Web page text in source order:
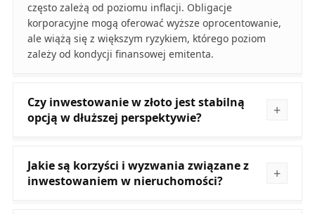
często zależą od poziomu inflacji. Obligacje
korporacyjne mogą oferować wyższe oprocentowanie,
ale wiążą się z większym ryzykiem, którego poziom
zależy od kondycji finansowej emitenta.
Czy inwestowanie w złoto jest stabilną
opcją w dłuższej perspektywie?
Jakie są korzyści i wyzwania związane z
inwestowaniem w nieruchomości?